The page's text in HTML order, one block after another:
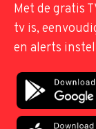
Met de gratis
tv is,
en alerts